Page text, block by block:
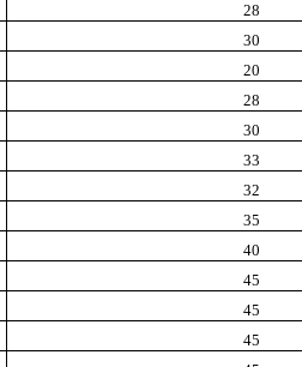
28
30
20
28
30
33
32
35
40
45
45
45